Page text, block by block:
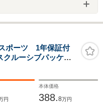
ポーツ 1年保証付
ルーシブパッケー
イディングルー
全席シートヒー
トランク
円
本体価格
388.8万円